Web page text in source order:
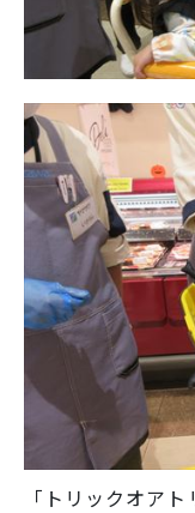
「トリックオア